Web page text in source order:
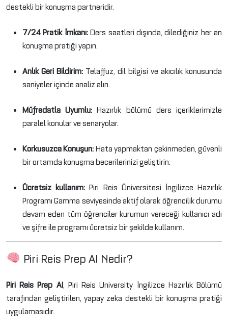
destekli bir konuşma partneridir.
7/24 Pratik İmkanı:Ders saatleri dışında, dilediğiniz her an
konuşma pratiği yapın.
Anlık Geri Bildirim: Telaffuz, dil bilgisi ve akıcılık konusunda
saniyeler içinde analiz alın.
Müfredatla Uyumlu: Hazırlık bölümü ders içeriklerimizle
paralel konular ve senaryolar.
Korkusuzca Konuşun:Hata yapmaktan çekinmeden, güvenli
bir ortamda konuşma becerilerinizi geliştirin.
Ücretsiz kullanım: Piri Reis Üniversitesi İngilizce Hazırlık
Programı Gamma seviyesinde aktif olarak öğrencilik durumu
devam eden tüm öğrenciler kurumun vereceği kullanıcı adı
ve şifre ile programı ücretsiz bir şekilde kullanım.
Piri Reis Prep AI Nedir?
Piri Reis Prep AI, Piri Reis University İngilizce Hazırlık Bölümü
tarafından geliştirilen, yapay zeka destekli bir konuşma pratiği
uygulamasıdır.